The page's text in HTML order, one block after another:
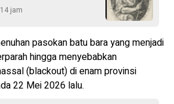
14 jam
pasokan batu bara yang menjadi
hingga menyebabkan
(blackout) di enam provinsi
22 Mei 2026 lalu.